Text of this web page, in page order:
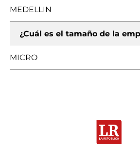
MEDELLIN
¿Cuál es el tamaño de la
MICRO